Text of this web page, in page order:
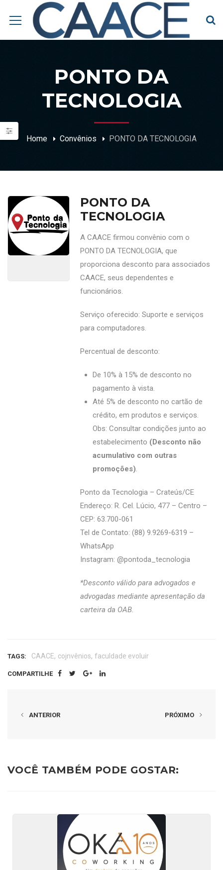
PONTO DA
TECNOLOGIA
Home Convênios PONTO DA TECNOLOGIA
PONTO DA
TECNOLOGIA
A CAACE firmou convênio com o
PONTO DA TECNOLOGIA, que
proporciona desconto para associados
CAACE, seus dependentes e
funcionários.
Serviço oferecido: Suporte e serviços
para computadores.
Percentual de desconto:
De 10% à 15% de desconto no
pagamento à vista.
Até 5% de desconto no cartão de
crédito, em produtos e serviços.
Obs: Consultar condições junto ao
estabelecimento (Desconto não
acumulativo com outras
promoções).
Ponto da Tecnologia – Crateús/CE
Endereço: R. Cel. Lúcio, 477 – Centro –
CEP: 63.700-061
Tel de Contato: (88) 9.9269-6319 –
WhatsApp
Instagram: @‌pontoda_tecnologia
*Desconto válido para advogados e
advogadas mediante apresentação da
carteira da OAB.
TAGS: CAACE, cojnvênios, faculdade evoluir
COMPARTILHE
ANTERIOR PRÓXIMO
VOCÊ TAMBÉM PODE GOSTAR: